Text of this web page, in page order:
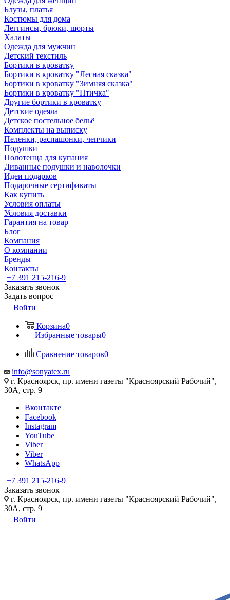
Блузы, платья
Костюмы для дома
Леггинсы, брюки, шорты
Халаты
Одежда для мужчин
Детский текстиль
Бортики в кроватку
Бортики в кроватку "Лесная сказка"
Бортики в кроватку "Зимняя сказка"
Бортики в кроватку "Птичка"
Другие бортики в кроватку
Детские одеяла
Детское постельное бельё
Комплекты на выписку
Пеленки, распашонки, чепчики
Подушки
Полотенца для купания
Диванные подушки и наволочки
Идеи подарков
Подарочные сертификаты
Как купить
Условия оплаты
Условия доставки
Гарантия на товар
Блог
Компания
О компании
Бренды
Контакты
+7 391 215-216-9
Заказать звонок
Задать вопрос
Войти
Корзина0
Избранные товары0
Сравнение товаров0
info@sonyatex.ru
г. Красноярск, пр. имени газеты "Красноярский Рабочий",
30А, стр. 9
Вконтакте
Facebook
Instagram
YouTube
Viber
Viber
WhatsApp
+7 391 215-216-9
Заказать звонок
г. Красноярск, пр. имени газеты "Красноярский Рабочий",
30А, стр. 9
Войти